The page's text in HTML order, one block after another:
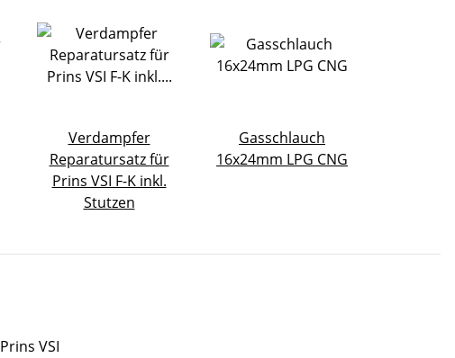
Verdampfer
Reparatursatz für
Prins VSI F-K inkl.
Stutzen
Gasschlauch
16x24mm LPG CNG